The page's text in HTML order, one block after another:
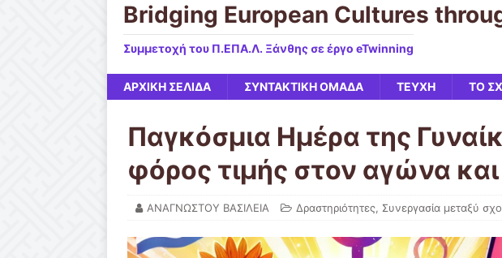
Bridging European Cultures
Συμμετοχή του Π.ΕΠΑ.Λ. Ξάνθης σε έργο eTwinning
ΑΡΧΙΚΉ ΣΕΛΊΔΑ ΣΥΝΤΑΚΤΙΚΗ ΟΜΑΔΑ ΤΕΥΧΗ ΤΟ
Παγκόσμια Ημέρα της
φόρος τιμής στον αγώνα
ΑΝΑΓΝΩΣΤΟΥ ΒΑΣΙΛΕΙΑ Δραστηριότητες, Συνεργασία μεταξύ